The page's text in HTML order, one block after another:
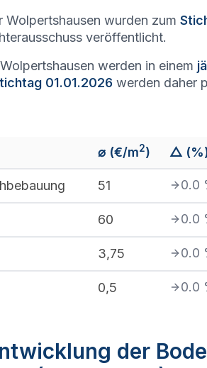
wurden zum
veröffentlicht.
werden in einem
01.01.2026 werden daher
⌀ (€/m2) △
51 0.0
60 0.0
3,75 0.0
0,5 0.0
der